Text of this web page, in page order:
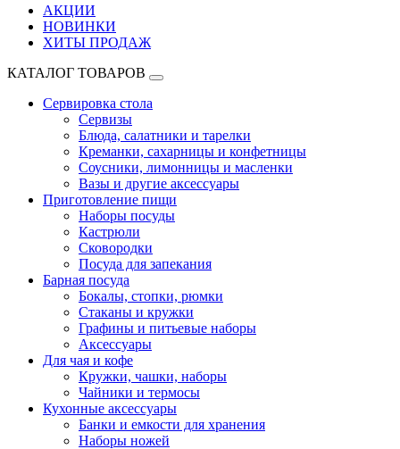
АКЦИИ
НОВИНКИ
ХИТЫ ПРОДАЖ
КАТАЛОГ ТОВАРОВ
Сервировка стола
Сервизы
Блюда, салатники и тарелки
Креманки, сахарницы и конфетницы
Соусники, лимонницы и масленки
Вазы и другие аксессуары
Приготовление пищи
Наборы посуды
Кастрюли
Сковородки
Посуда для запекания
Барная посуда
Бокалы, стопки, рюмки
Стаканы и кружки
Графины и питьевые наборы
Аксессуары
Для чая и кофе
Кружки, чашки, наборы
Чайники и термосы
Кухонные аксессуары
Банки и емкости для хранения
Наборы ножей